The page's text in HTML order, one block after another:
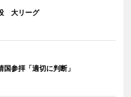
大リーグ
国参拝「適切に判断」